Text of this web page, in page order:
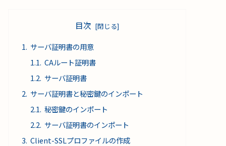
目次
サーバ証明書の用意
CAルート証明書
サーバ証明書
サーバ証明書と秘密鍵のインポート
秘密鍵のインポート
サーバ証明書のインポート
Client-SSLプロファイルの作成